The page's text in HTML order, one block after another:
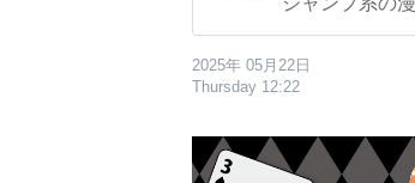
2025年 05月22日
Thursday 12:22